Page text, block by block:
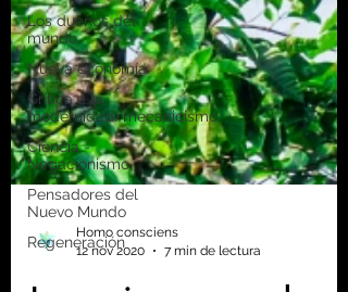
Los dueños del
mundo
Nueva economía
Crítica a la
modernidad/mecanicismo
Ciencia -
Negacionismo
Pensadores del
Nuevo Mundo
Regeneración